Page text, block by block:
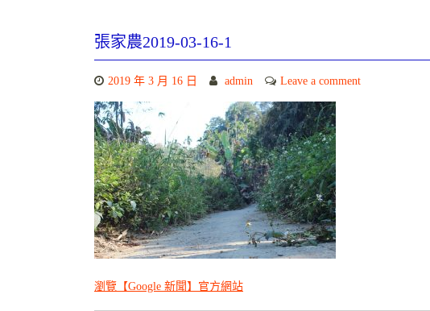
張家農2019-03-16-1
2019 年 3 月 16 日 admin Leave a comment
瀏覽【Google 新聞】官方網站